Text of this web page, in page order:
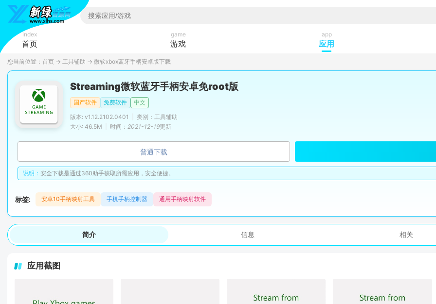
index
首页
game
游戏
app
应用
您当前位置： 首页 → 工具辅助 → 微软xbox蓝牙手柄安卓版下载
Streaming微软蓝牙手柄安卓免root版
国产软件 免费软件
中文
版本: v1.12.2102.0401
类别：工具辅助
大小: 46.5M
时间： 2021-12-19更新
普通下载
说明： 安全下载是通过360助手获取所需应用，安全便捷。
标签: 安卓10手柄映射工具 手机手柄控制器 通用手柄映射软件
简介 信息 相关
应用截图